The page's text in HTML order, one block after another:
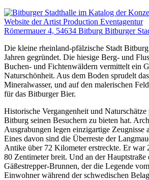
Römermauer 4, 54634 Bitburg Bitburger
Die kleine rheinland-pfälzische Stadt
Jahren gegründet. Die hiesige Berg- und
Buchen- und Fichtenwäldern vermittelt ein
Naturschönheit. Aus dem Boden sprudelt
Mineralwasser, und auf den malerischen
für das Bitburger Bier.
Historische Vergangenheit und
Bitburg seinen Besuchern zu bieten hat.
Ausgrabungen legen einzigartige Zeugnisse
Eines davon sind die Überreste der
Antike über 72 Kilometer erstreckte. Er war
80 Zentimeter breit. Und an der Hauptstraße
Gäßestrepper-Brunnen, der die Legende
Einwohner während der schwedischen